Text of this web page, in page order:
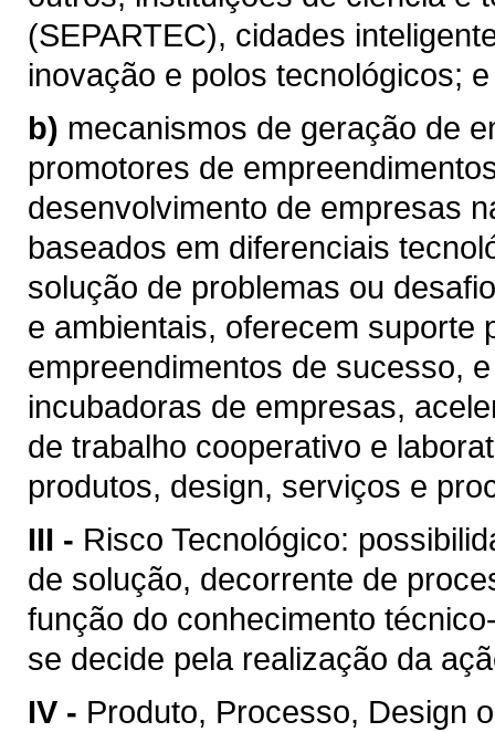
(SEPARTEC), cidades
inovação e polos tecnológicos; e
b) mecanismos de geração de
promotores de
desenvolvimento de empresas
baseados em diferenciais
solução de problemas ou
e ambientais, oferecem suporte
empreendimentos de sucesso,
incubadoras de empresas,
de trabalho cooperativo e
produtos, design, serviços e
III - Risco Tecnológico:
de solução, decorrente de
função do conhecimento
se decide pela realização da
IV - Produto, Processo, Design